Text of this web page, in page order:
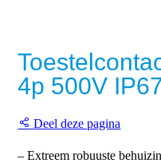
4p 500V
Deel deze pagina
– Extreem robuuste